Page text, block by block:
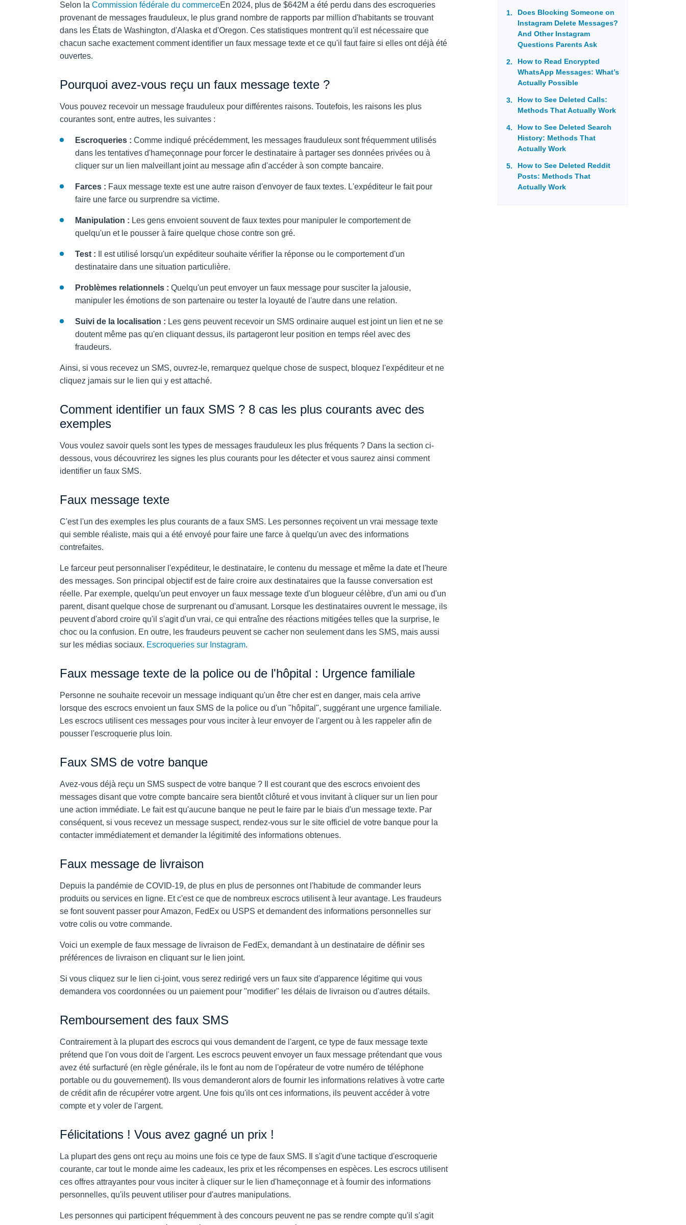
Selon la Commission fédérale du commerceEn 2024, plus de $642M a été perdu dans des escroqueries
provenant de messages frauduleux, le plus grand nombre de rapports par million d'habitants se trouvant
dans les États de Washington, d'Alaska et d'Oregon. Ces statistiques montrent qu'il est nécessaire que
chacun sache exactement comment identifier un faux message texte et ce qu'il faut faire si elles ont déjà été
ouvertes.
Pourquoi avez-vous reçu un faux message texte ?
Vous pouvez recevoir un message frauduleux pour différentes raisons. Toutefois, les raisons les plus
courantes sont, entre autres, les suivantes :
Escroqueries : Comme indiqué précédemment, les messages frauduleux sont fréquemment utilisés
dans les tentatives d'hameçonnage pour forcer le destinataire à partager ses données privées ou à
cliquer sur un lien malveillant joint au message afin d'accéder à son compte bancaire.
Farces : Faux message texte est une autre raison d'envoyer de faux textes. L'expéditeur le fait pour
faire une farce ou surprendre sa victime.
Manipulation : Les gens envoient souvent de faux textes pour manipuler le comportement de
quelqu'un et le pousser à faire quelque chose contre son gré.
Test :
Il est utilisé lorsqu'un expéditeur souhaite vérifier la réponse ou le comportement d'un
destinataire dans une situation particulière.
Problèmes relationnels : Quelqu'un peut envoyer un faux message pour susciter la jalousie,
manipuler les émotions de son partenaire ou tester la loyauté de l'autre dans une relation.
Suivi de la localisation : Les gens peuvent recevoir un SMS ordinaire auquel est joint un lien et ne se
doutent même pas qu'en cliquant dessus, ils partageront leur position en temps réel avec des
fraudeurs.
Ainsi, si vous recevez un SMS, ouvrez-le, remarquez quelque chose de suspect, bloquez l'expéditeur et ne
cliquez jamais sur le lien qui y est attaché.
Comment identifier un faux SMS ? 8 cas les plus courants avec des
exemples
Vous voulez savoir quels sont les types de messages frauduleux les plus fréquents ? Dans la section ci-
dessous, vous découvrirez les signes les plus courants pour les détecter et vous saurez ainsi comment
identifier un faux SMS.
Faux message texte
C'est l'un des exemples les plus courants de a faux SMS. Les personnes reçoivent un vrai message texte
qui semble réaliste, mais qui a été envoyé pour faire une farce à quelqu'un avec des informations
contrefaites.
Le farceur peut personnaliser l'expéditeur, le destinataire, le contenu du message et même la date et l'heure
des messages. Son principal objectif est de faire croire aux destinataires que la fausse conversation est
réelle. Par exemple, quelqu'un peut envoyer un faux message texte d'un blogueur célèbre, d'un ami ou d'un
parent, disant quelque chose de surprenant ou d'amusant. Lorsque les destinataires ouvrent le message, ils
peuvent d'abord croire qu'il s'agit d'un vrai, ce qui entraîne des réactions mitigées telles que la surprise, le
choc ou la confusion. En outre, les fraudeurs peuvent se cacher non seulement dans les SMS, mais aussi
sur les médias sociaux. Escroqueries sur Instagram.
Faux message texte de la police ou de l'hôpital : Urgence familiale
Personne ne souhaite recevoir un message indiquant qu'un être cher est en danger, mais cela arrive
lorsque des escrocs envoient un faux SMS de la police ou d'un "hôpital", suggérant une urgence familiale.
Les escrocs utilisent ces messages pour vous inciter à leur envoyer de l'argent ou à les rappeler afin de
pousser l'escroquerie plus loin.
Faux SMS de votre banque
Avez-vous déjà reçu un SMS suspect de votre banque ? Il est courant que des escrocs envoient des
messages disant que votre compte bancaire sera bientôt clôturé et vous invitant à cliquer sur un lien pour
une action immédiate. Le fait est qu'aucune banque ne peut le faire par le biais d'un message texte. Par
conséquent, si vous recevez un message suspect, rendez-vous sur le site officiel de votre banque pour la
contacter immédiatement et demander la légitimité des informations obtenues.
Faux message de livraison
Depuis la pandémie de COVID-19, de plus en plus de personnes ont l'habitude de commander leurs
produits ou services en ligne. Et c'est ce que de nombreux escrocs utilisent à leur avantage. Les fraudeurs
se font souvent passer pour Amazon, FedEx ou USPS et demandent des informations personnelles sur
votre colis ou votre commande.
Voici un exemple de faux message de livraison de FedEx, demandant à un destinataire de définir ses
préférences de livraison en cliquant sur le lien joint.
Si vous cliquez sur le lien ci-joint, vous serez redirigé vers un faux site d'apparence légitime qui vous
demandera vos coordonnées ou un paiement pour "modifier" les délais de livraison ou d'autres détails.
Remboursement des faux SMS
Contrairement à la plupart des escrocs qui vous demandent de l'argent, ce type de faux message texte
prétend que l'on vous doit de l'argent. Les escrocs peuvent envoyer un faux message prétendant que vous
avez été surfacturé (en règle générale, ils le font au nom de l'opérateur de votre numéro de téléphone
portable ou du gouvernement). Ils vous demanderont alors de fournir les informations relatives à votre carte
de crédit afin de récupérer votre argent. Une fois qu'ils ont ces informations, ils peuvent accéder à votre
compte et y voler de l'argent.
Félicitations ! Vous avez gagné un prix !
La plupart des gens ont reçu au moins une fois ce type de faux SMS. Il s'agit d'une tactique d'escroquerie
courante, car tout le monde aime les cadeaux, les prix et les récompenses en espèces. Les escrocs utilisent
ces offres attrayantes pour vous inciter à cliquer sur le lien d'hameçonnage et à fournir des informations
personnelles, qu'ils peuvent utiliser pour d'autres manipulations.
Les personnes qui participent fréquemment à des concours peuvent ne pas se rendre compte qu'il s'agit
Does Blocking Someone on
Instagram Delete Messages?
And Other Instagram
Questions Parents Ask
How to Read Encrypted
WhatsApp Messages: What’s
Actually Possible
How to See Deleted Calls:
Methods That Actually Work
How to See Deleted Search
History: Methods That
Actually Work
How to See Deleted Reddit
Posts: Methods That
Actually Work